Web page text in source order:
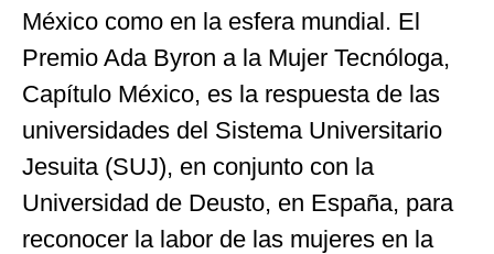
México como en la esfera mundial. El
Premio Ada Byron a la Mujer Tecnóloga,
Capítulo México, es la respuesta de las
universidades del Sistema Universitario
Jesuita (SUJ), en conjunto con la
Universidad de Deusto, en España, para
reconocer la labor de las mujeres en la